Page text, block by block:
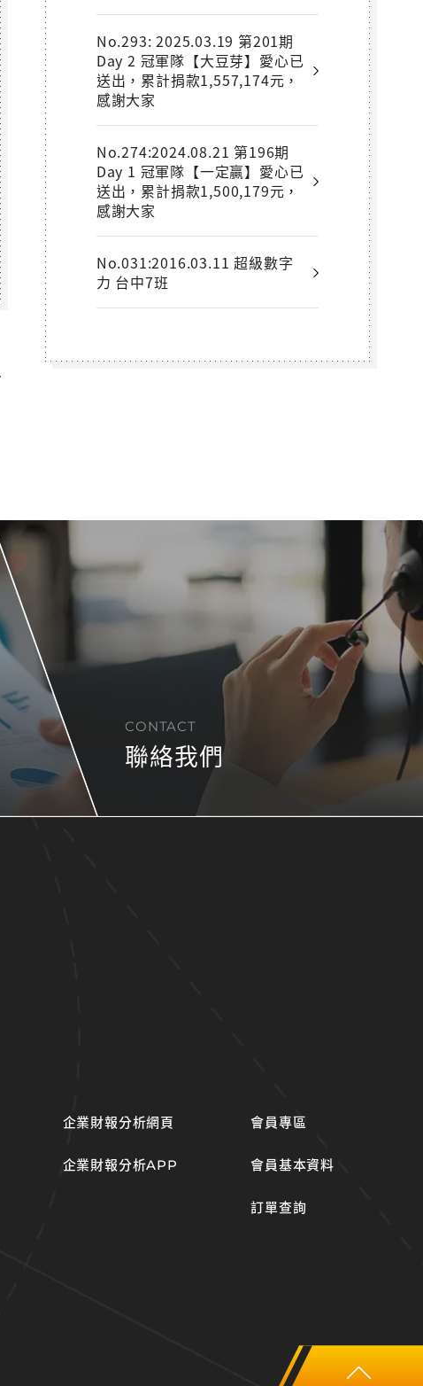
No.293: 2025.03.19 第201期
Day 2 冠軍隊【大豆芽】愛心已
送出，累計捐款1,557,174元，
感謝大家
No.274:2024.08.21 第196期
Day 1 冠軍隊【一定贏】愛心已
送出，累計捐款1,500,179元，
感謝大家
No.031:2016.03.11 超級數字
力 台中7班
CONTACT
聯絡我們
企業財報分析網頁
企業財報分析APP
會員專區
會員基本資料
訂單查詢